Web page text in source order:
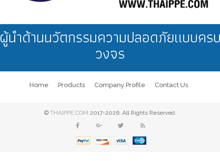
นำด้านนวัตกรรมความปลอดภัยแบบคร
วงจร
Home Products Company Profile Contact Us
© THAIPPE.COM 2017-2026. All Rights Reserved.